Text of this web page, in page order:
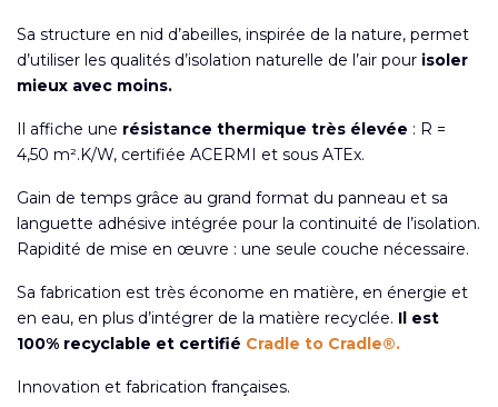
Sa structure en nid d’abeilles, inspirée de la nature, permet
d’utiliser les qualités d’isolation naturelle de l’air pour isoler
mieux avec moins.
Il affiche une résistance thermique très élevée : R =
4,50 m².K/W, certifiée ACERMI et sous ATEx.
Gain de temps grâce au grand format du panneau et sa
languette adhésive intégrée pour la continuité de l’isolation.
Rapidité de mise en œuvre : une seule couche nécessaire.
Sa fabrication est très économe en matière, en énergie et
en eau, en plus d’intégrer de la matière recyclée. Il est
100% recyclable et certifié Cradle to Cradle®.
Innovation et fabrication françaises.